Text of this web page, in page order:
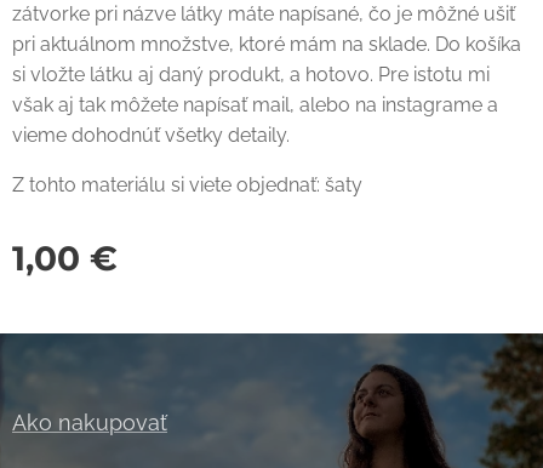
zátvorke pri názve látky máte napísané, čo je môžné ušiť
pri aktuálnom množstve, ktoré mám na sklade. Do košíka
si vložte látku aj daný produkt, a hotovo. Pre istotu mi
však aj tak môžete napísať mail, alebo na instagrame a
vieme dohodnúť všetky detaily.
Z tohto materiálu si viete objednať: šaty
1,00 €
Ako nakupovať